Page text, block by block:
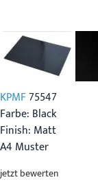
KPMF75547
Farbe: Black
Finish: Matt
A4 Muster
jetzt bewerten